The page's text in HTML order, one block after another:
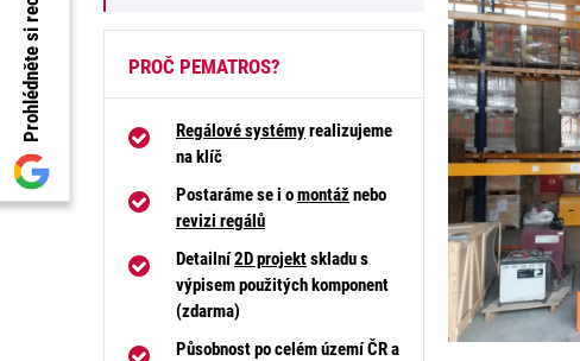
Prohlédněte si recenze PROČ PEMATROS?
Regálové systémyrealizujeme
na klíč
Postaráme se i omontážnebo
revizi regálů
Detailní2D projektskladu s
výpisem použitých komponent
(zdarma)
Působnost po celém území ČR a